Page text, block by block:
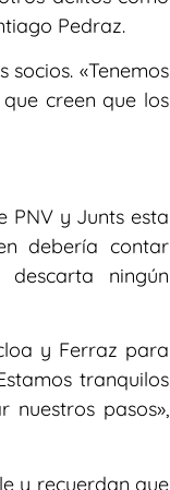
Pedraz.
«Tenemos
creen que los
PNV y Junts esta
debería contar
ningún
y Ferraz para
tranquilos
nuestros pasos»,
y recuerdan que